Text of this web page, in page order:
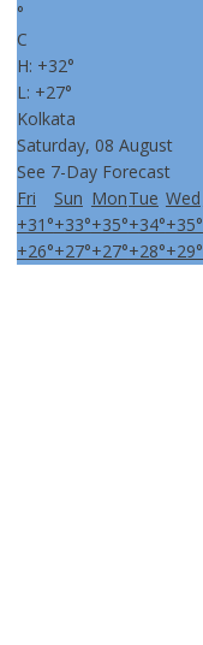
°
C
H: +32°
L: +27°
Kolkata
Saturday, 08 August
See 7-Day Forecast
Fri
Sun MonTue Wed
+31°+33°+35°+34°+35°
+26°+27°+27°+28°+29°